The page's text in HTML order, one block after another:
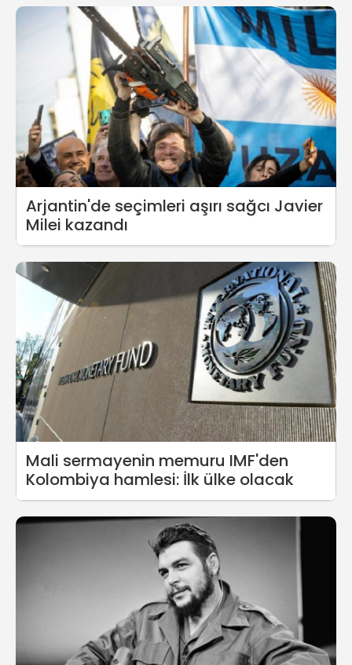
Arjantin'de seçimleri aşırı sağcı Javier
Milei kazandı
Mali sermayenin memuru IMF'den
Kolombiya hamlesi: İlk ülke olacak